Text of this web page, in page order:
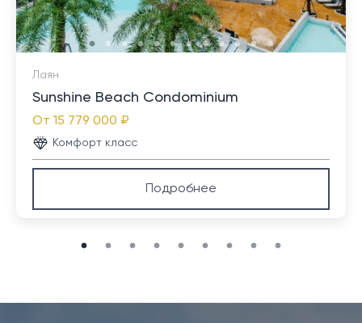
Лаян
Sunshine Beach Condominium
От 15 779 000 ₽
Комфорт класс
Подробнее